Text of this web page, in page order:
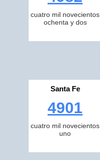
cuatro mil novecientos
ochenta y dos
Santa Fe
4901
cuatro mil novecientos
uno